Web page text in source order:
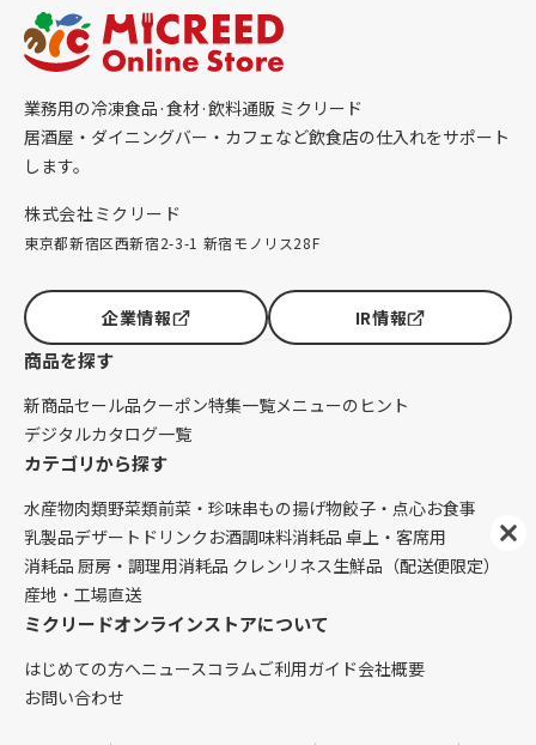
業務用の冷凍食品·食材·飲料通販 ミクリード
居酒屋・ダイニングバー・カフェなど飲食店の仕入れをサポート
します。
株式会社ミクリード
東京都新宿区西新宿2-3-1 新宿モノリス28F
企業情報 IR情報
商品を探す
新商品セール品クーポン特集一覧メニューのヒント
デジタルカタログ一覧
カテゴリから探す
水産物肉類野菜類前菜・珍味串もの揚げ物餃子・点心お食事
乳製品デザート ドリンク お酒調味料消耗品 卓上・客席用
消耗品 厨房・調理用消耗品 クレンリネス生鮮品（配送便限定）
産地・工場直送
ミクリードオンラインストアについて
はじめての方へニュースコラムご利用ガイド会社概要
お問い合わせ